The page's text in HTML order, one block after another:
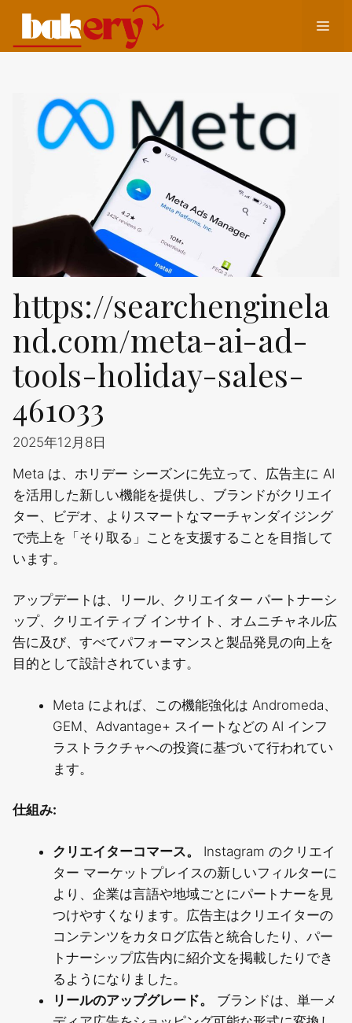
テ
メ
https://searchenginela
nd.com/meta-ai-ad-
tools-holiday-sales-
461033
2025年12月8日
Meta は、ホリデー シーズンに先立って、広告主に AI
を活用した新しい機能を提供し、ブランドがクリエイ
ター、ビデオ、よりスマートなマーチャンダイジング
で売上を「そり取る」ことを支援することを目指して
います。
アップデートは、リール、クリエイター パートナーシ
ップ、クリエイティブ インサイト、オムニチャネル広
告に及び、すべてパフォーマンスと製品発見の向上を
目的として設計されています。
Meta によれば、この機能強化は Andromeda、
GEM、Advantage+ スイートなどの AI インフ
ラストラクチャへの投資に基づいて行われてい
ます。
仕組み:
クリエイターコマース。
Instagram のクリエイ
ター マーケットプレイスの新しいフィルターに
より、企業は言語や地域ごとにパートナーを見
つけやすくなります。広告主はクリエイターの
コンテンツをカタログ広告と統合したり、パー
トナーシップ広告内に紹介文を掲載したりでき
るようになりました。
リールのアップグレード。
ブランドは、単一メ